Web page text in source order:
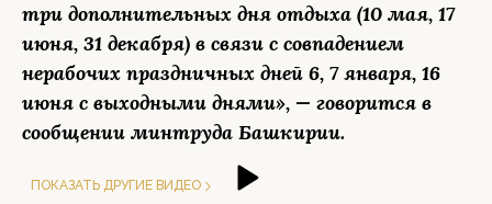
три дополнительных дня отдыха (10 мая, 17
июня, 31 декабря) в связи с совпадением
нерабочих праздничных дней 6, 7 января, 16
июня с выходными днями», — говорится в
сообщении минтруда Башкирии.
ПОКАЗАТЬ ДРУГИЕ ВИДЕО